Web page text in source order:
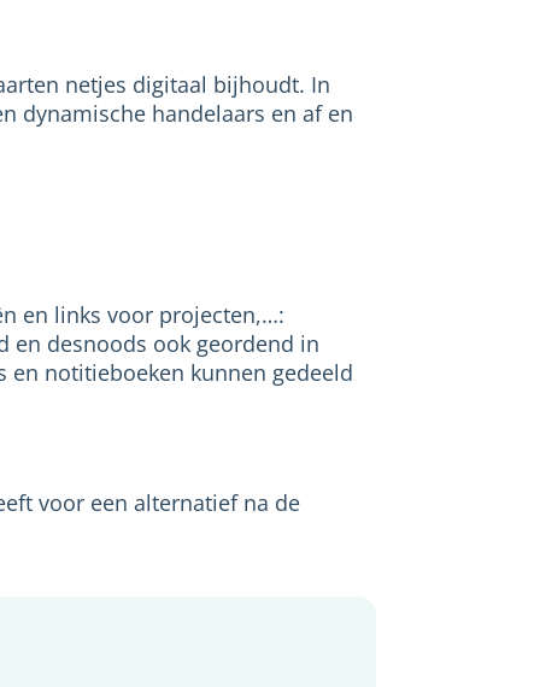
netjes digitaal bijhoudt. In
dynamische handelaars en af en
en links voor projecten,…:
en desnoods ook geordend in
en notitieboeken kunnen gedeeld
voor een alternatief na de